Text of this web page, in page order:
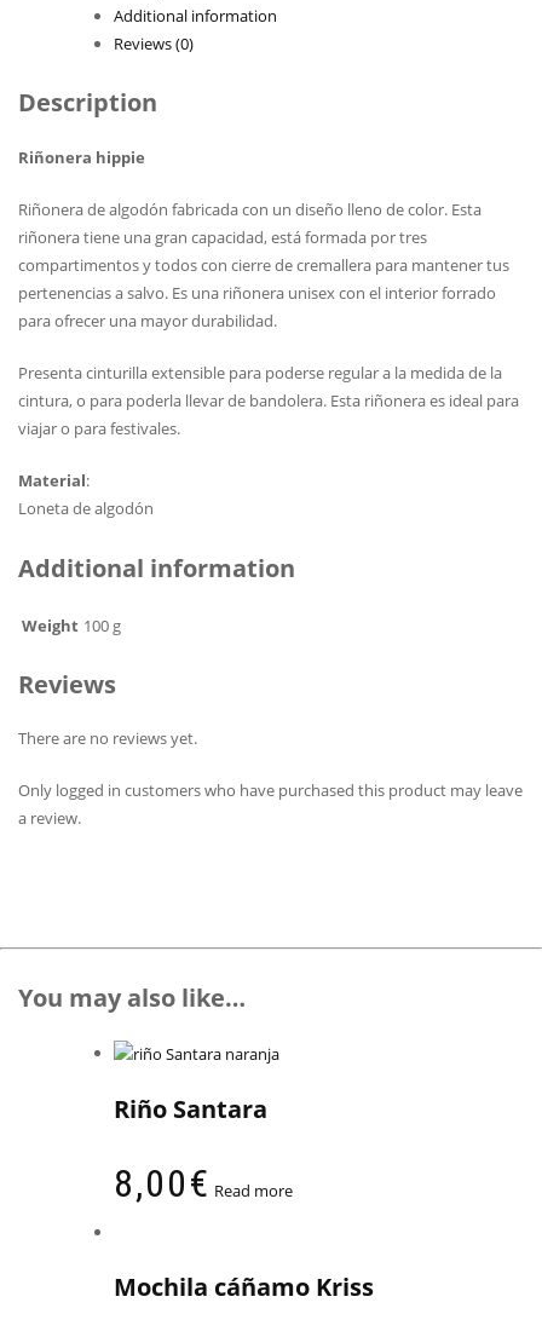
Additional information
Reviews (0)
Description
Riñonera hippie
Riñonera de algodón fabricada con un diseño lleno de color. Esta
riñonera tiene una gran capacidad, está formada por tres
compartimentos y todos con cierre de cremallera para mantener tus
pertenencias a salvo. Es una riñonera unisex con el interior forrado
para ofrecer una mayor durabilidad.
Presenta cinturilla extensible para poderse regular a la medida de la
cintura, o para poderla llevar de bandolera. Esta riñonera es ideal para
viajar o para festivales.
Material:
Loneta de algodón
Additional information
Weight 100 g
Reviews
There are no reviews yet.
Only logged in customers who have purchased this product may leave
a review.
You may also like…
Riño Santara
8,00€ Read more
Mochila cáñamo Kriss